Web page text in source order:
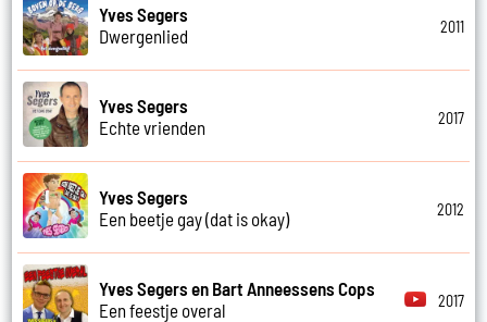
Yves Segers
Dwergenlied
2011
Yves Segers
Echte vrienden
2017
Yves Segers
Een beetje gay (dat is okay)
2012
Yves Segers en Bart Anneessens Cops
Een feestje overal
2017